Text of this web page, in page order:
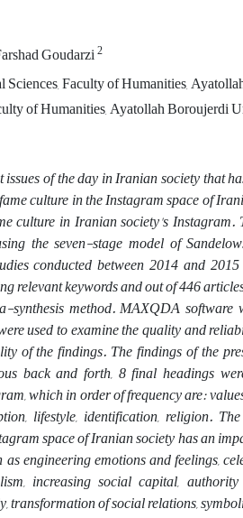
Goudarzi2
Sciences, Faculty of Humanities,
of Humanities, Ayatollah Boroujerdi
of the day in Iranian society that
culture in the Instagram space of
culture in Iranian society's
the seven-stage model of
conducted between 2014 and
relevant keywords and out of 446
method. MAXQDA software
used to examine the quality and
of the findings. The findings of the
back and forth, 8 final headings
which in order of frequency are:
lifestyle, identification, religion.
space of Iranian society has an
engineering emotions and feelings,
increasing social capital,
transformation of social relations,